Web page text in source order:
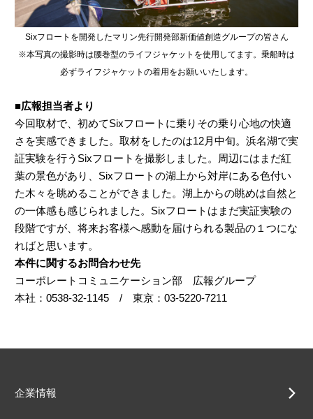
Sixフロートを開発したマリン先行開発部新価値創造グループの皆さん
※本写真の撮影時は腰巻型のライフジャケットを使用してます。乗船時は
必ずライフジャケットの着用をお願いいたします。
■広報担当者より
今回取材で、初めてSixフロートに乗りその乗り心地の快適
さを実感できました。取材をしたのは12月中旬。浜名湖で実
証実験を行うSixフロートを撮影しました。周辺にはまだ紅
葉の景色があり、Sixフロートの湖上から対岸にある色付い
た木々を眺めることができました。湖上からの眺めは自然と
の一体感も感じられました。Sixフロートはまだ実証実験の
段階ですが、将来お客様へ感動を届けられる製品の１つにな
ればと思います。
本件に関するお問合わせ先
コーポレートコミュニケーション部 広報グループ
本社：0538-32-1145 / 東京：03-5220-7211
企業情報